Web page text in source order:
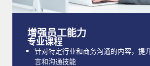
增强员工能力
专业课程
针对特定行业和商务沟通的内容，提
言和沟通技能